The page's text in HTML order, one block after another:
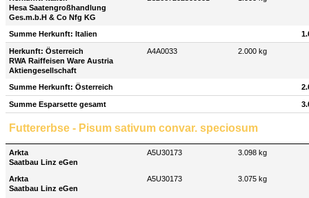
Hesa Saatengroßhandlung
Ges.m.b.H & Co Nfg KG
Summe Herkunft: Italien
Herkunft: Österreich
RWA Raiffeisen Ware Austria
Aktiengesellschaft
A4A0033 2.000 kg
Summe Herkunft: Österreich
Summe Esparsette gesamt
Futtererbse - Pisum sativum convar. speciosum
Arkta
Saatbau Linz eGen
A5U30173 3.098 kg
Arkta
Saatbau Linz eGen
A5U30173 3.075 kg